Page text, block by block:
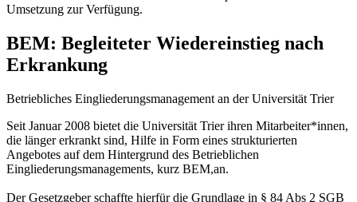
Umsetzung zur Verfügung.
BEM: Begleiteter Wiedereinstieg nach
Erkrankung
Betriebliches Eingliederungsmanagement an der Universität Trier
Seit Januar 2008 bietet die Universität Trier ihren Mitarbeiter*innen,
die länger erkrankt sind, Hilfe in Form eines strukturierten
Angebotes auf dem Hintergrund des Betrieblichen
Eingliederungsmanagements, kurz BEM,an.
Der Gesetzgeber schaffte hierfür die Grundlage in § 84 Abs 2 SGB